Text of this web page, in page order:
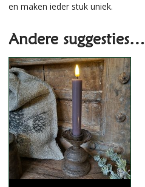
en maken ieder stuk uniek.
Andere suggesties…